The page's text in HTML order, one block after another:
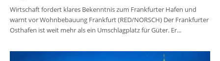
Wirtschaft fordert klares Bekenntnis zum Frankfurter Hafen und
warnt vor Wohnbebauung Frankfurt (RED/NORSCH) Der Frankfurter
Osthafen ist weit mehr als ein Umschlagplatz für Güter. Er...